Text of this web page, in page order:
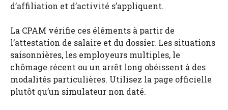
d’affiliation et d’activité s’appliquent.
La CPAM vérifie ces éléments à partir de
l’attestation de salaire et du dossier. Les situations
saisonnières, les employeurs multiples, le
chômage récent ou un arrêt long obéissent à des
modalités particulières. Utilisez la page officielle
plutôt qu’un simulateur non daté.